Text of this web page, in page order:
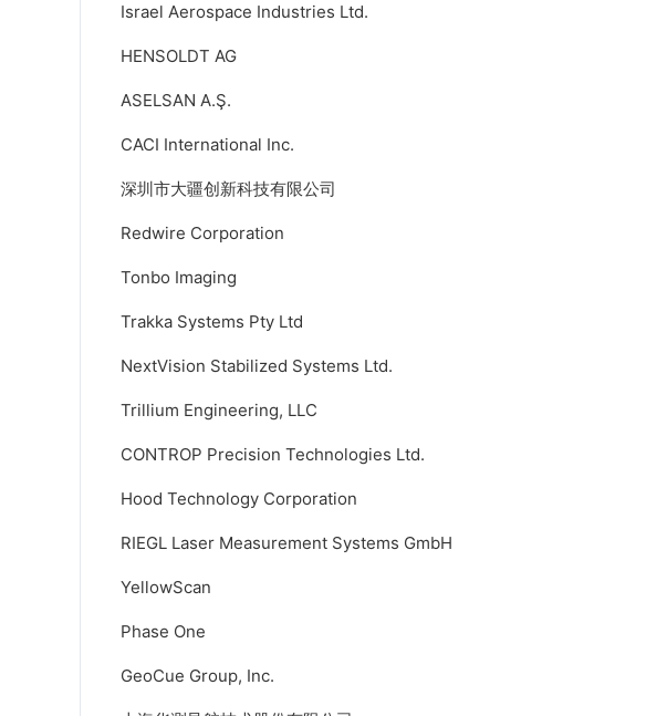
Israel Aerospace Industries Ltd.
HENSOLDT AG
ASELSAN A.Ş.
CACI International Inc.
深圳市大疆创新科技有限公司
Redwire Corporation
Tonbo Imaging
Trakka Systems Pty Ltd
NextVision Stabilized Systems Ltd.
Trillium Engineering, LLC
CONTROP Precision Technologies Ltd.
Hood Technology Corporation
RIEGL Laser Measurement Systems GmbH
YellowScan
Phase One
GeoCue Group, Inc.